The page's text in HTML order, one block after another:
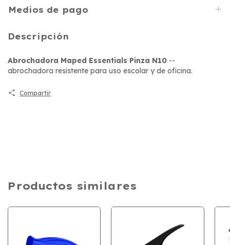
Medios de pago
Descripción
Abrochadora Maped Essentials Pinza N10 --
abrochadora resistente para uso escolar y de oficina.
Compartir
Productos similares